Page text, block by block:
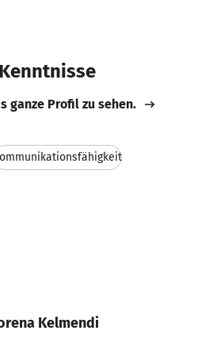
ganze Profil zu sehen.
Kelmendi